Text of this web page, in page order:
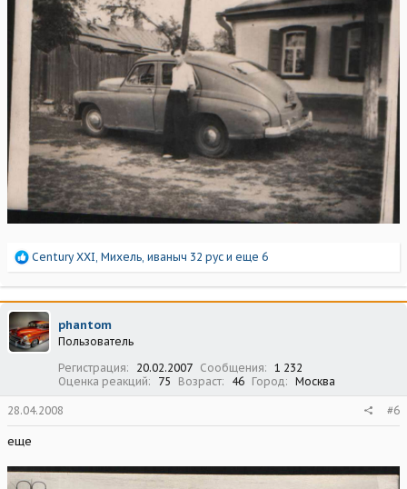
Р
а
к
ц
и
и
Century XXI, Михель, иваныч 32 рус и еще 6
phantom
Пользователь
Регистрация
20.02.2007 Сообщения
1 232
Оценка реакций
75 Возраст 46 Город Москва
28.04.2008 #6
еще